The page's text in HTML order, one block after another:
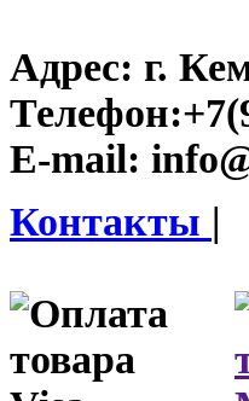
Адрес: г.
Телефон:
E-mail:
Контакты |